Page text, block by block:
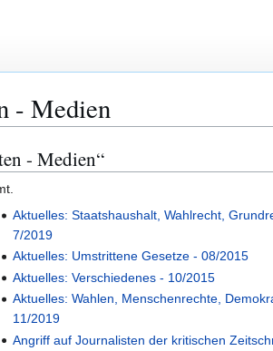
- Medien
- Medien“
Aktuelles: Staatshaushalt, Wahlrecht,
7/2019
Aktuelles: Umstrittene Gesetze - 08/2015
Aktuelles: Verschiedenes - 10/2015
Aktuelles: Wahlen, Menschenrechte,
11/2019
Angriff auf Journalisten der kritischen